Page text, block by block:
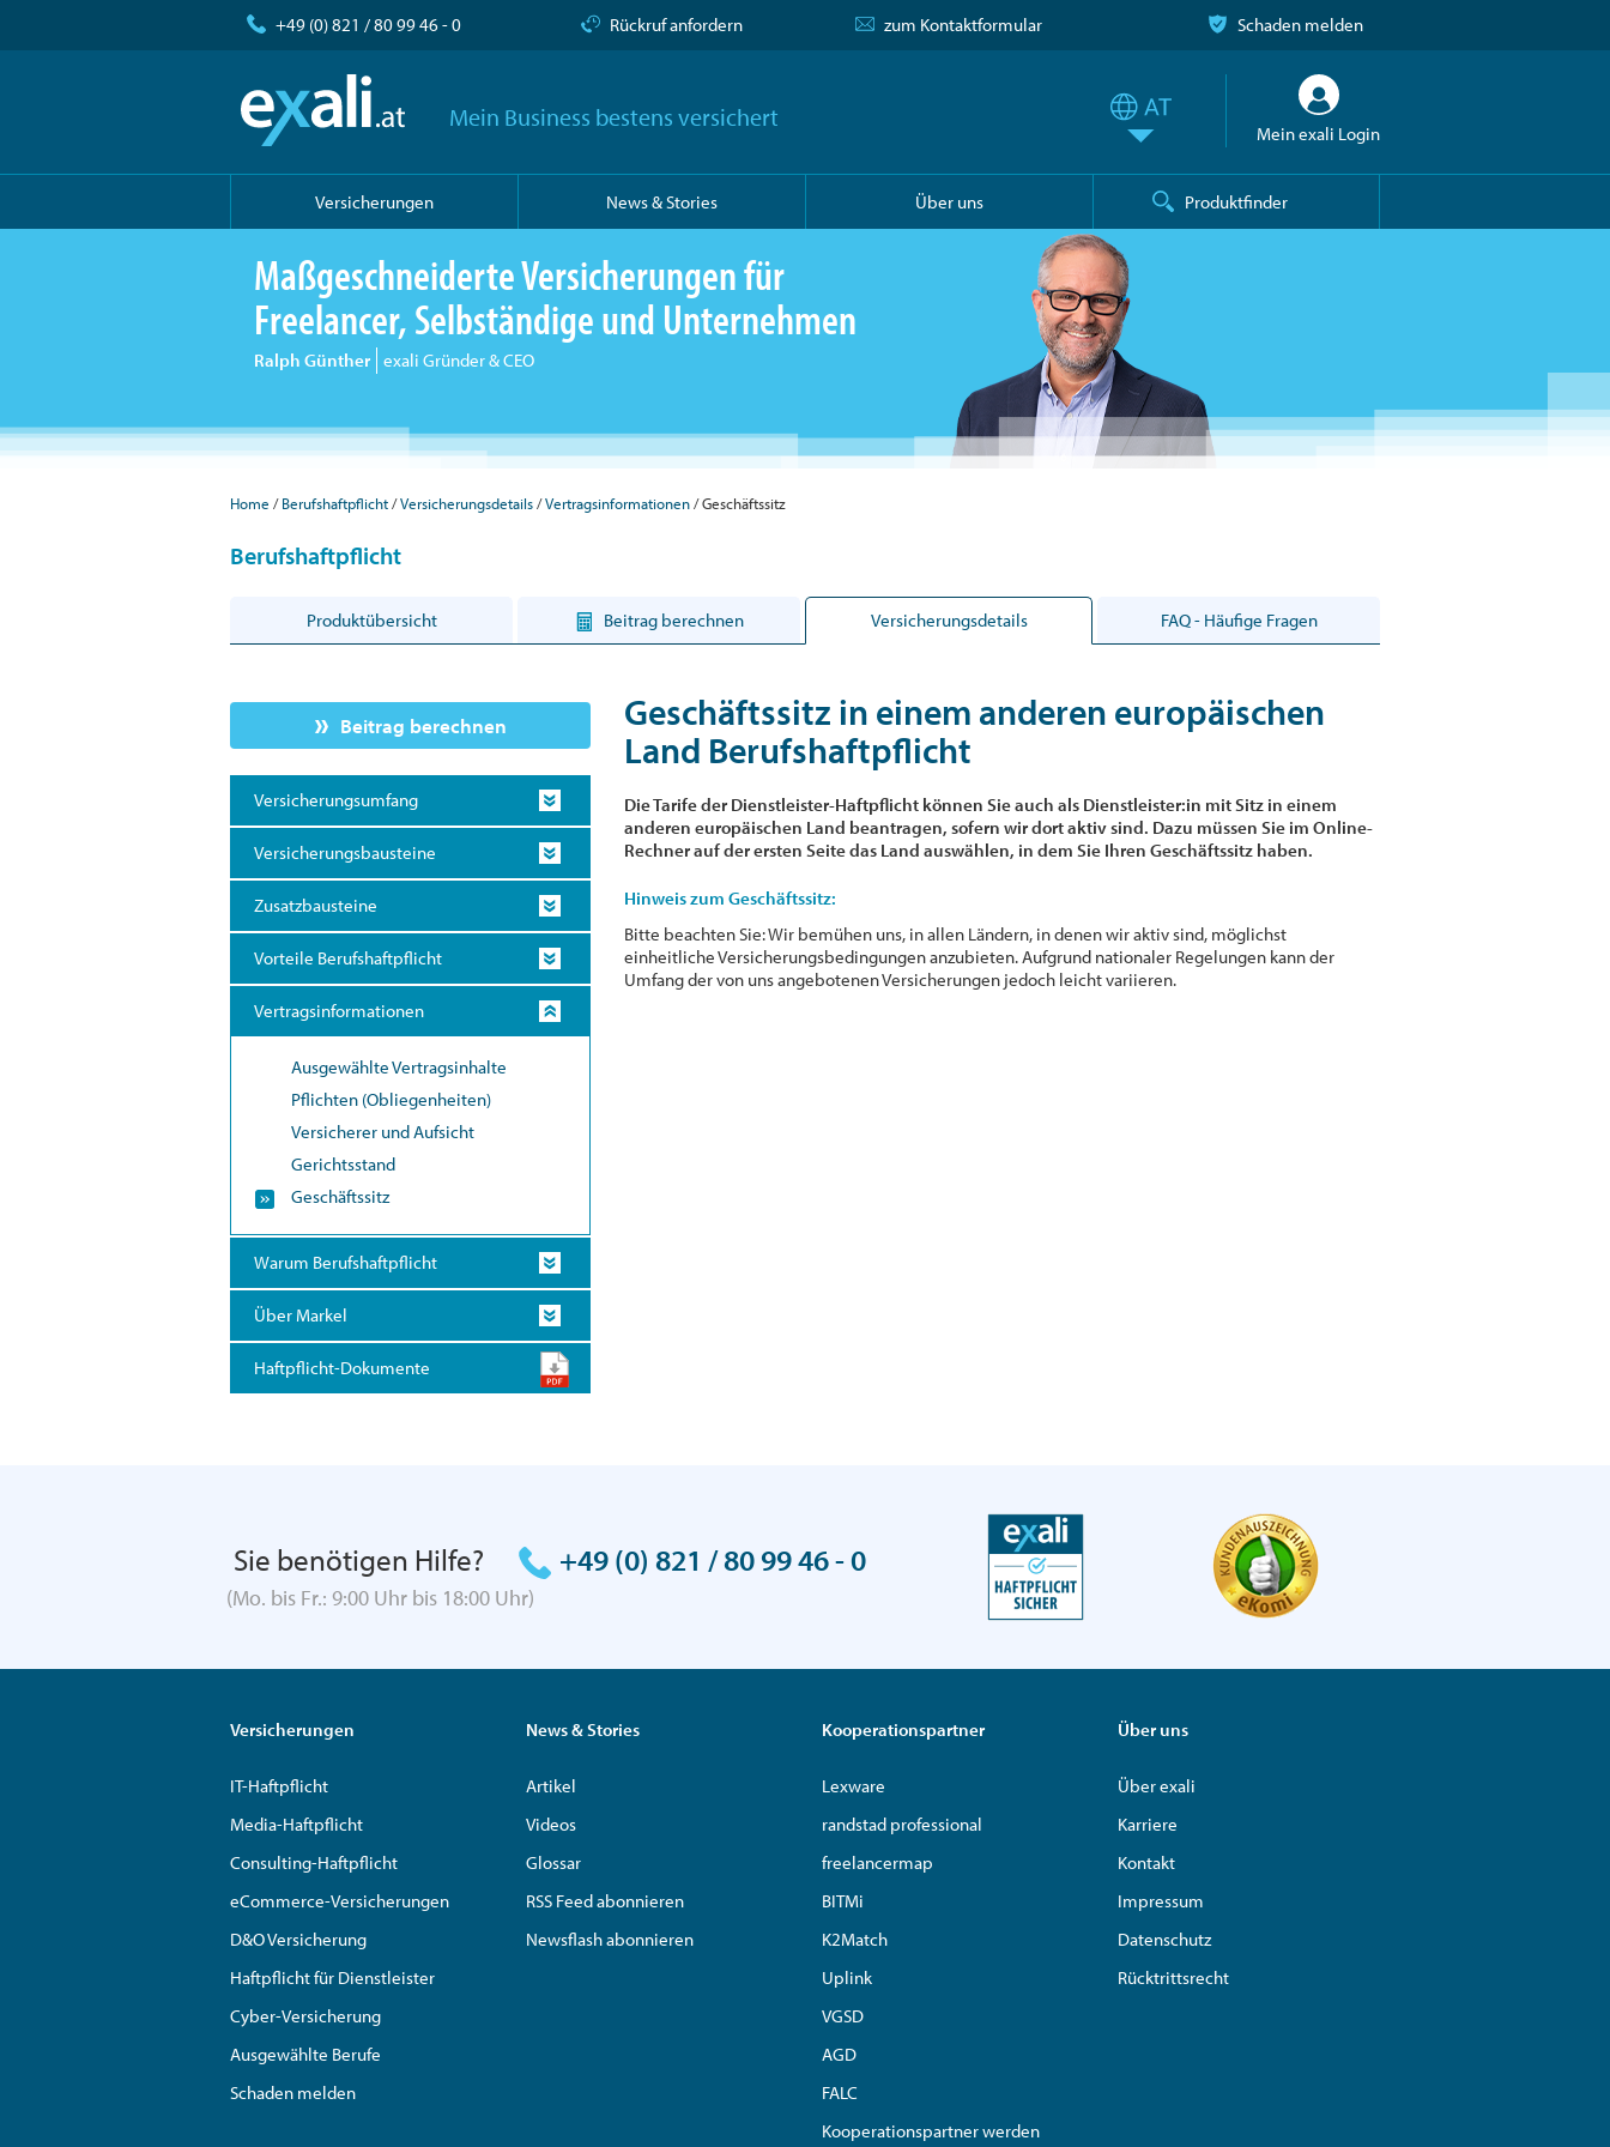
+49 (0) 821 / 80 99 46 - 0 Rückruf anfordern zum Kontaktformular Schaden melden
Mein Business bestens versichert
Mein exali Login
Versicherungen News & Stories Über uns Produktfinder
Maßgeschneiderte Versicherungen für
Freelancer, Selbständige und Unternehmen
Ralph Günther exali Gründer & CEO
Home Berufshaftpflicht Versicherungsdetails Vertragsinformationen Geschäftssitz
Berufshaftpflicht
Produktübersicht Beitrag berechnen Versicherungsdetails FAQ - Häufige Fragen
Beitrag berechnen
Versicherungsumfang
Versicherungsbausteine
Zusatzbausteine
Vorteile Berufshaftpflicht
Vertragsinformationen
Ausgewählte Vertragsinhalte
Pflichten (Obliegenheiten)
Versicherer und Aufsicht
Gerichtsstand
Geschäftssitz
Warum Berufshaftpflicht
Über Markel
Haftpflicht-Dokumente
Geschäftssitz in einem anderen europäischen
Land Berufshaftpflicht
Die Tarife der Dienstleister-Haftpflicht können Sie auch als Dienstleister:in mit Sitz in einem
anderen europäischen Land beantragen, sofern wir dort aktiv sind. Dazu müssen Sie im Online-
Rechner auf der ersten Seite das Land auswählen, in dem Sie Ihren Geschäftssitz haben.
Hinweis zum Geschäftssitz:
Bitte beachten Sie: Wir bemühen uns, in allen Ländern, in denen wir aktiv sind, möglichst
einheitliche Versicherungsbedingungen anzubieten. Aufgrund nationaler Regelungen kann der
Umfang der von uns angebotenen Versicherungen jedoch leicht variieren.
Sie benötigen Hilfe? +49 (0) 821 / 80 99 46 - 0
(Mo. bis Fr.: 9:00 Uhr bis 18:00 Uhr)
Versicherungen
IT-Haftpflicht
Media-Haftpflicht
Consulting-Haftpflicht
eCommerce-Versicherungen
D&O Versicherung
Haftpflicht für Dienstleister
Cyber-Versicherung
Ausgewählte Berufe
Schaden melden
News & Stories
Artikel
Videos
Glossar
RSS Feed abonnieren
Newsflash abonnieren
Kooperationspartner
Lexware
randstad professional
freelancermap
BITMi
K2Match
Uplink
VGSD
AGD
FALC
Kooperationspartner werden
Über uns
Über exali
Karriere
Kontakt
Impressum
Datenschutz
Rücktrittsrecht